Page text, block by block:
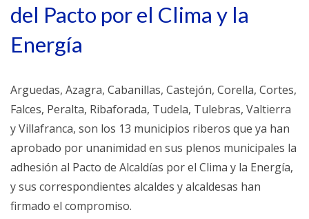
del Pacto por el Clima y la
Energía
Arguedas, Azagra, Cabanillas, Castejón, Corella, Cortes,
Falces, Peralta, Ribaforada, Tudela, Tulebras, Valtierra
y Villafranca, son los 13 municipios riberos que ya han
aprobado por unanimidad en sus plenos municipales la
adhesión al Pacto de Alcaldías por el Clima y la Energía,
y sus correspondientes alcaldes y alcaldesas han
firmado el compromiso.